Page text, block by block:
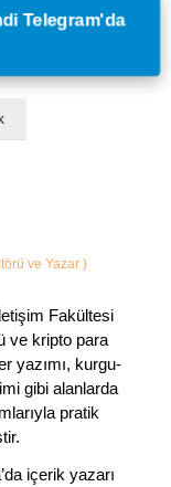
Telegram'da
ve Yazar )
Fakültesi
ve kripto para
yazımı, kurgu-
gibi alanlarda
pratik
içerik yazarı